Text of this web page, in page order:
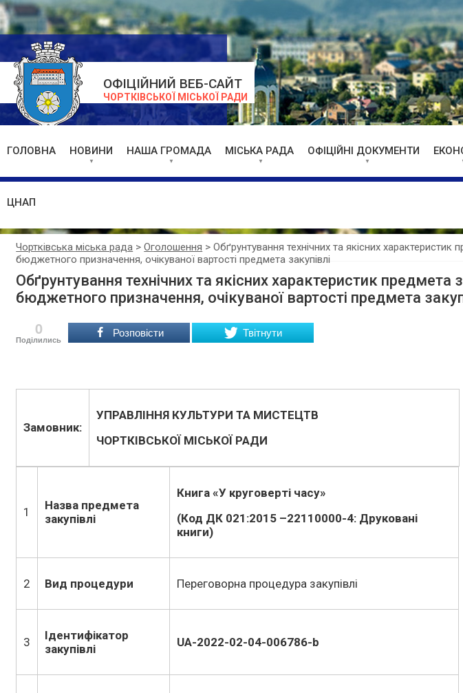
ОФІЦІЙНИЙ ВЕБ-САЙТ
ЧОРТКІВСЬКОЇ МІСЬКОЇ РАДИ
ГОЛОВНА НОВИНИ НАША ГРОМАДА МІСЬКА РАДА ОФІЦІЙНІ ДОКУМЕНТИ
ЦНАП
Чортківська міська рада >Оголошення >Обґрунтування технічних та якісних характеристик
бюджетного призначення, очікуваної вартості предмета закупівлі
Обґрунтування технічних та якісних характеристик предмета
бюджетного призначення, очікуваної вартості предмета
0
Поділились
Розповісти Твітнути
Замовник:
УПРАВЛІННЯ КУЛЬТУРИ ТА МИСТЕЦТВ
ЧОРТКІВСЬКОЇ МІСЬКОЇ РАДИ
1
Назва предмета
закупівлі
Книга «У круговерті часу»
(Код ДК 021:2015 –22110000-4: Друковані
книги)
2 Вид процедури Переговорна процедура закупівлі
3
Ідентифікатор
закупівлі
UA-2022-02-04-006786-b